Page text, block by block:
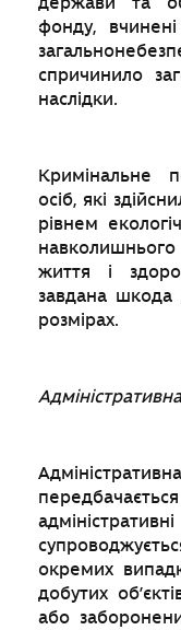
фонду,
спричинило
наслідки.
Кримінальне
осіб, які
рівнем
життя і
завдана шкода
розмірах.
окремих
добутих
або